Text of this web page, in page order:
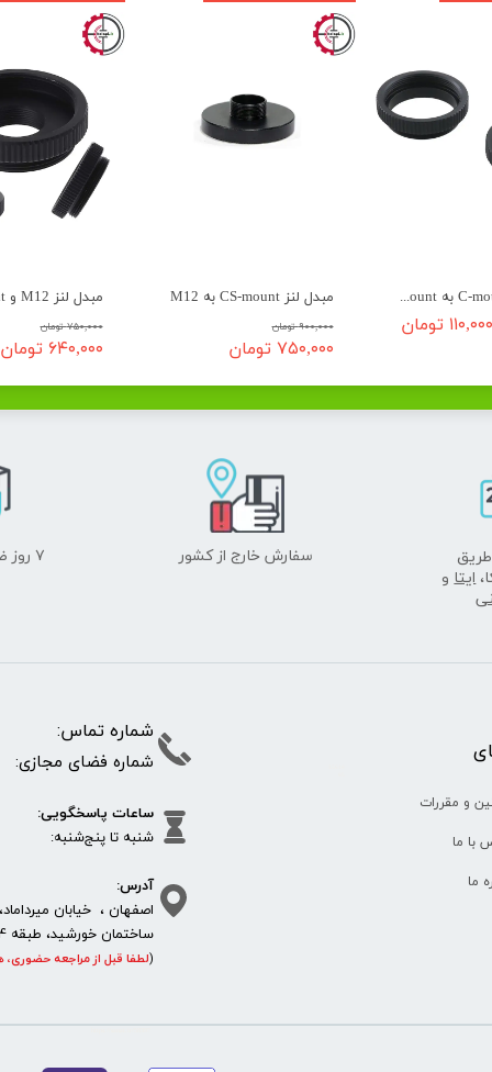
۷۵۰,۰۰۰ تومان
۶۴۰,۰۰۰ تومان
مبدل لنز CS-mount به M12
۹۰۰,۰۰۰ تومان
۷۵۰,۰۰۰ تومان
مبدل لنز C-mount به CS-mount
۱۱۰,۰۰۰ تومان
ایتا و
سفارش خارج از کشور
۷ روز ضمانت بازگشت
و مقررات
با ما
ما
شماره
شماره فضای مجازی:
ساعات پاسخگویی:
شنبه تا
آدرس:
اصفهان ، خیابان
ساختمان خورشید، طبقه 4، واحد 11، پلاک 292
(لطفا قبل از مراجعه حضوری،